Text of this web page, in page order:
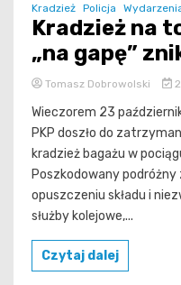
Kradzież Policja
Kradzież na
„na gapę”
Tomasz Dobrowolski
Wieczorem 23
PKP doszło do
kradzież bagażu w
Poszkodowany podróżny
opuszczeniu składu i
służby kolejowe,...
Czytaj dalej